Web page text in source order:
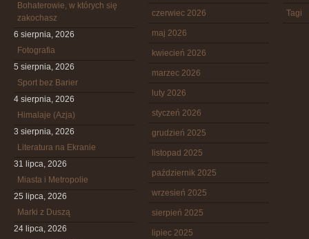
Bohaterowie, w których się
zakochasz
6 sierpnia, 2026
Fotografia
5 sierpnia, 2026
Sport bez Barier
4 sierpnia, 2026
Himalaje (Azja)
3 sierpnia, 2026
Literatura na Ekranie
31 lipca, 2026
Miasta i Metropolie
25 lipca, 2026
Marki z Duszą
24 lipca, 2026
czerwiec 2026
maj 2026
kwiecień 2026
marzec 2026
luty 2026
styczeń 2026
grudzień 2025
listopad 2025
październik 2025
wrzesień 2025
sierpień 2025
lipiec 2025
Tagi